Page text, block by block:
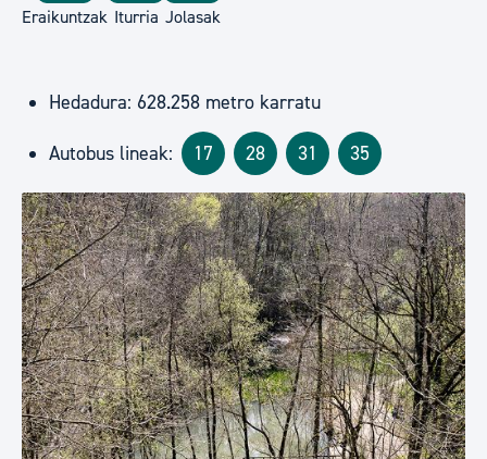
Eraikuntzak Iturria Jolasak
Hedadura: 628.258 metro karratu
Autobus lineak: 17 28 31 35